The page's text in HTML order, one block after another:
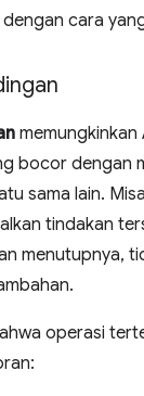
cara
memungkinkan
bocor dengan
sama lain.
tindakan
menutupnya,
operasi